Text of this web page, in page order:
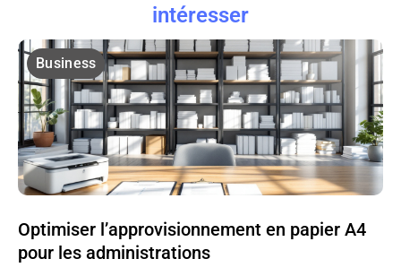
intéresser
Business
Optimiser l’approvisionnement en papier A4
pour les administrations